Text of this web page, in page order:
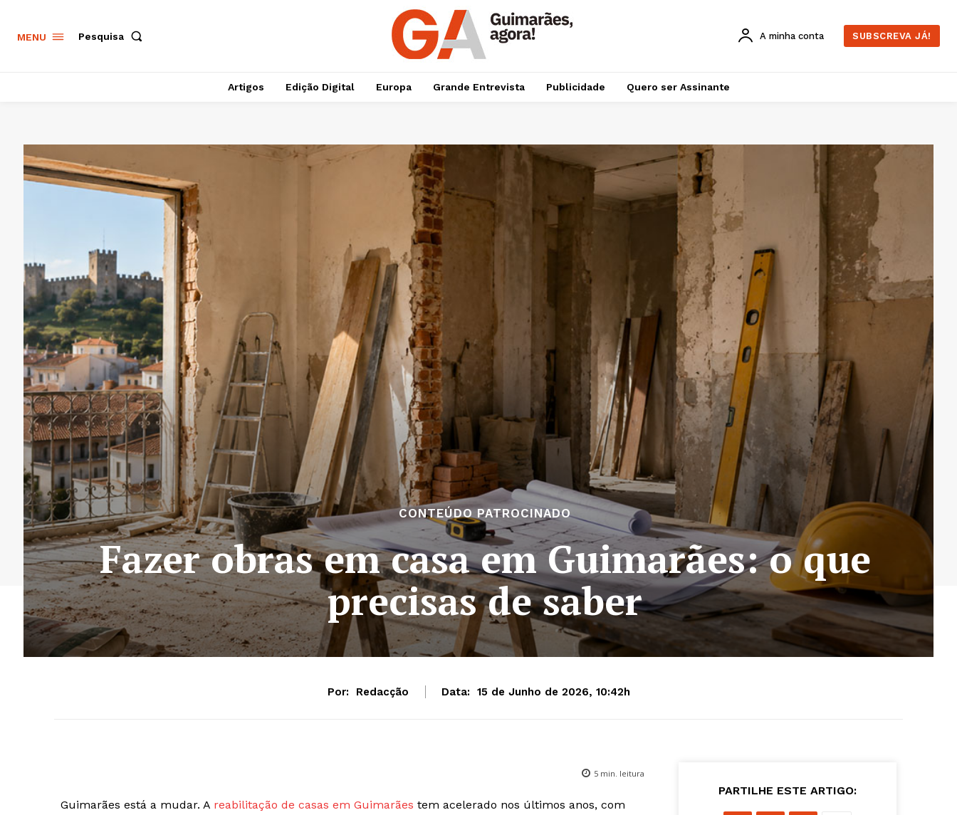
MENU Pesquisa A minha conta SUBSCREVA JÁ!
Artigos Edição Digital Europa Grande Entrevista Publicidade Quero ser Assinante
CONTEÚDO PATROCINADO
Fazer obras em casa em Guimarães: o que
precisas de saber
Por: Redacção Data: 15 de Junho de 2026, 10:42h
5min. leitura
Guimarães está a mudar. A reabilitação de casas em Guimarães tem acelerado nos últimos anos, com
PARTILHE ESTE ARTIGO: